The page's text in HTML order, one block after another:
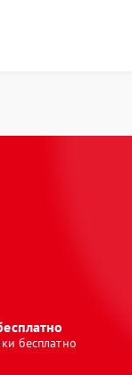
бесплатно